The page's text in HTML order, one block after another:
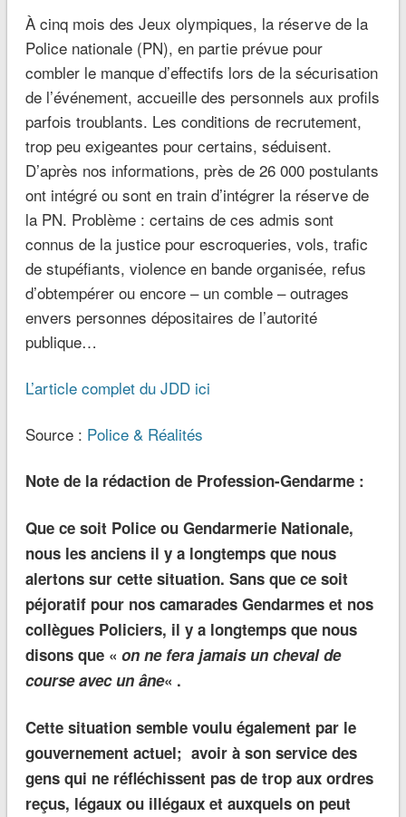
À cinq mois des Jeux olympiques, la réserve de la
Police nationale (PN), en partie prévue pour
combler le manque d’effectifs lors de la sécurisation
de l’événement, accueille des personnels aux profils
parfois troublants. Les conditions de recrutement,
trop peu exigeantes pour certains, séduisent.
D’après nos informations, près de 26 000 postulants
ont intégré ou sont en train d’intégrer la réserve de
la PN. Problème : certains de ces admis sont
connus de la justice pour escroqueries, vols, trafic
de stupéfiants, violence en bande organisée, refus
d’obtempérer ou encore – un comble – outrages
envers personnes dépositaires de l’autorité
publique…
L’article complet du JDD ici
Source : Police & Réalités
Note de la rédaction de Profession-Gendarme :
Que ce soit Police ou Gendarmerie Nationale,
nous les anciens il y a longtemps que nous
alertons sur cette situation. Sans que ce soit
péjoratif pour nos camarades Gendarmes et nos
collègues Policiers, il y a longtemps que nous
disons que « on ne fera jamais un cheval de
course avec un âne« .
Cette situation semble voulu également par le
gouvernement actuel; avoir à son service des
gens qui ne réfléchissent pas de trop aux ordres
reçus, légaux ou illégaux et auxquels on peut